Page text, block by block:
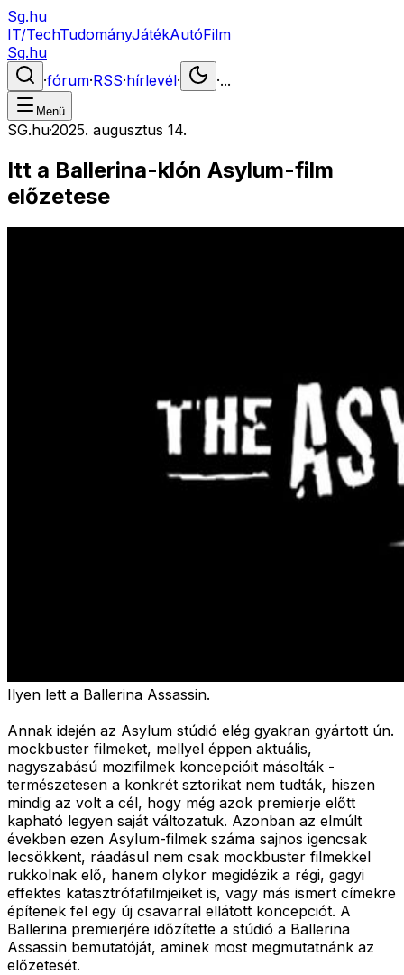
Sg.hu
IT/TechTudományJátékAutóFilm
Sg.hu
·fórum·RSS·hírlevél· ·...
Menü
SG.hu·2025. augusztus 14.
Itt a Ballerina-klón Asylum-film
előzetese
Ilyen lett a Ballerina Assassin.
Annak idején az Asylum stúdió elég gyakran gyártott ún.
mockbuster filmeket, mellyel éppen aktuális,
nagyszabású mozifilmek koncepcióit másolták -
természetesen a konkrét sztorikat nem tudták, hiszen
mindig az volt a cél, hogy még azok premierje előtt
kapható legyen saját változatuk. Azonban az elmúlt
években ezen Asylum-filmek száma sajnos igencsak
lecsökkent, ráadásul nem csak mockbuster filmekkel
rukkolnak elő, hanem olykor megidézik a régi, gagyi
effektes katasztrófafilmjeiket is, vagy más ismert címekre
építenek fel egy új csavarral ellátott koncepciót. A
Ballerina premierjére időzítette a stúdió a Ballerina
Assassin bemutatóját, aminek most megmutatnánk az
előzetesét.